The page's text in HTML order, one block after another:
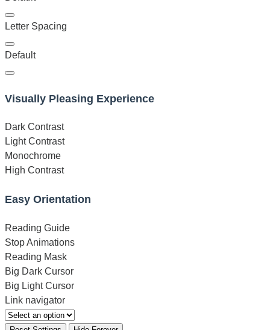
Letter Spacing
Default
Visually Pleasing Experience
Dark Contrast
Light Contrast
Monochrome
High Contrast
Easy Orientation
Reading Guide
Stop Animations
Reading Mask
Big Dark Cursor
Big Light Cursor
Link navigator